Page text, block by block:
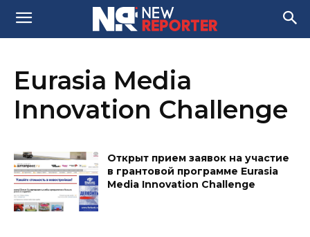
Eurasia Media
Innovation Challenge
Открыт прием заявок на участие
в грантовой программе Eurasia
Media Innovation Challenge